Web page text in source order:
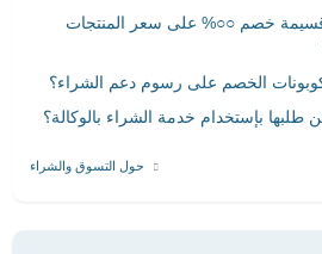
خصم ○○% على سعر المنتجات
الخصم على رسوم دعم الشراء؟
طلبها بإستخدام خدمة الشراء بالوكالة؟
حول التسوق والشراء